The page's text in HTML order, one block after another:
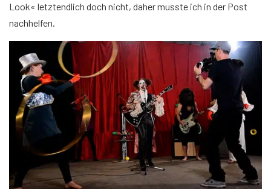
Look« letztendlich doch nicht, daher musste ich in der Post
nachhelfen.